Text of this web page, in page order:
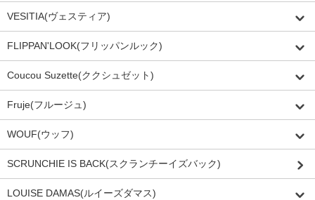
VESITIA(ヴェスティア)
FLIPPAN'LOOK(フリッパンルック)
Coucou Suzette(ククシュゼット)
Fruje(フルージュ)
WOUF(ウッフ)
SCRUNCHIE IS BACK(スクランチーイズバック)
LOUISE DAMAS(ルイーズダマス)